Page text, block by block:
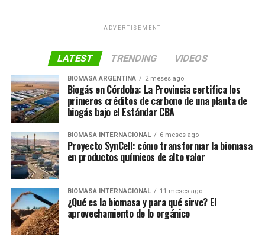
ADVERTISEMENT
LATEST TRENDING VIDEOS
BIOMASA ARGENTINA 2 meses ago
Biogás en Córdoba: La Provincia certifica los
primeros créditos de carbono de una planta de
biogás bajo el Estándar CBA
BIOMASA INTERNACIONAL 6 meses ago
Proyecto SynCell: cómo transformar la biomasa
en productos químicos de alto valor
BIOMASA INTERNACIONAL 11 meses ago
¿Qué es la biomasa y para qué sirve? El
aprovechamiento de lo orgánico